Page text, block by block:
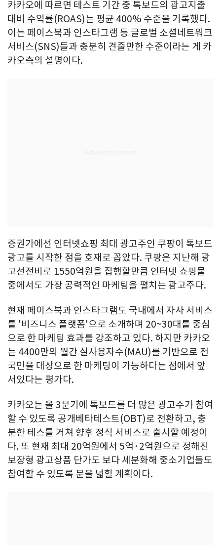
카카오에 따르면 테스트 기간 중 톡보드의 광고지출
대비 수익률(ROAS)는 평균 400% 수준을 기록했다.
이는 페이스북과 인스타그램 등 글로벌 소셜네트워크
서비스(SNS)들과 충분히 견줄만한 수준이라는 게 카
카오측의 설명이다.
증권가에선 인터넷쇼핑 최대 광고주인 쿠팡이 톡보드
광고를 시작한 점을 호재로 꼽았다. 쿠팡은 지난해 광
고선전비로 1550억원을 집행할만큼 인터넷 쇼핑물
중에서도 가장 공력적인 마케팅을 펼치는 광고주다.
현재 페이스북과 인스타그램도 국내에서 자사 서비스
를 '비즈니스 플랫폼'으로 소개하며 20~30대를 중심
으로 한 마케팅 효과를 강조하고 있다. 하지만 카카오
는 4400만의 월간 실사용자수(MAU)를 기반으로 전
국민을 대상으로 한 마케팅이 가능하다는 점에서 앞
서있다는 평가다.
카카오는 올 3분기에 톡보드를 더 많은 광고주가 참여
할 수 있도록 공개베타테스트(OBT)로 전환하고, 충
분한 테스틀 거쳐 향후 정식 서비스로 출시할 예정이
다. 또 현재 최대 20억원에서 5억·2억원으로 정해진
보장형 광고상품 단가도 보다 세분화해 중소기업들도
참여할 수 있도록 문을 넓힐 계획이다.